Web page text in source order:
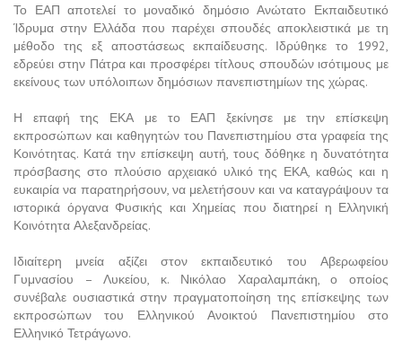
Το ΕΑΠ αποτελεί το μοναδικό δημόσιο Ανώτατο Εκπαιδευτικό
Ίδρυμα στην Ελλάδα που παρέχει σπουδές αποκλειστικά με τη
μέθοδο της εξ αποστάσεως εκπαίδευσης. Ιδρύθηκε το 1992,
εδρεύει στην Πάτρα και προσφέρει τίτλους σπουδών ισότιμους με
εκείνους των υπόλοιπων δημόσιων πανεπιστημίων της χώρας.
Η επαφή της ΕΚΑ με το ΕΑΠ ξεκίνησε με την επίσκεψη
εκπροσώπων και καθηγητών του Πανεπιστημίου στα γραφεία της
Κοινότητας. Κατά την επίσκεψη αυτή, τους δόθηκε η δυνατότητα
πρόσβασης στο πλούσιο αρχειακό υλικό της ΕΚΑ, καθώς και η
ευκαιρία να παρατηρήσουν, να μελετήσουν και να καταγράψουν τα
ιστορικά όργανα Φυσικής και Χημείας που διατηρεί η Ελληνική
Κοινότητα Αλεξανδρείας.
Ιδιαίτερη μνεία αξίζει στον εκπαιδευτικό του Αβερωφείου
Γυμνασίου – Λυκείου, κ. Νικόλαο Χαραλαμπάκη, ο οποίος
συνέβαλε ουσιαστικά στην πραγματοποίηση της επίσκεψης των
εκπροσώπων του Ελληνικού Ανοικτού Πανεπιστημίου στο
Ελληνικό Τετράγωνο.